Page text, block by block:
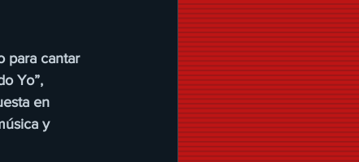
para cantar
Yo”,
en
y